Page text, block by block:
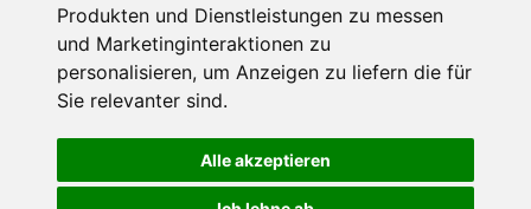
Produkten und Dienstleistungen zu messen
und Marketinginteraktionen zu
personalisieren, um Anzeigen zu liefern die für
Sie relevanter sind.
Alle akzeptieren
Impressum
Datenschutz
Nutzungsbedingungen
Portale
FAQ Newsletter Mediadaten
©2026 Schneemenschen GmbH